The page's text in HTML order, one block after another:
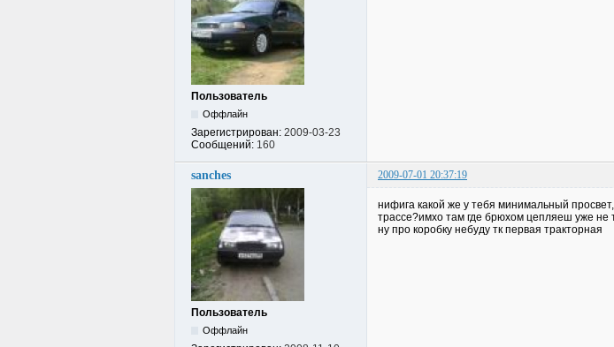
Пользователь
Оффлайн
Зарегистрирован: 2009-03-23
Сообщений: 160
sanches 2009-07-01 20:37:19
Пользователь
Оффлайн
нифига какой же у тебя минимальный
трассе?имхо там где брюхом цепляеш уже не
ну про коробку небуду тк первая тракторная